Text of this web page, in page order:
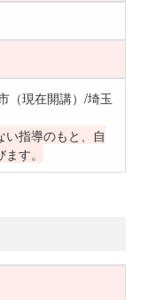
（現在開講）/埼玉
指導のもと、自
す。